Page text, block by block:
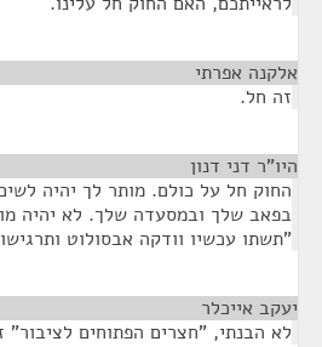
אלקנה אפרתי
זה חל.
היו"ר דני דנון
החוק חל על כולם. מותר לך יהיה
בפאב שלך ובמסעדה שלך. לא יהיה
"תשתו עכשיו וודקה אבסולוט
יעקב אייכלר
לא הבנתי, "חצרים הפתוחים